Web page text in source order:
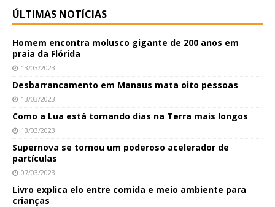
ÚLTIMAS NOTÍCIAS
Homem encontra molusco gigante de 200 anos em
praia da Flórida
13/03/2023
Desbarrancamento em Manaus mata oito pessoas
13/03/2023
Como a Lua está tornando dias na Terra mais longos
13/03/2023
Supernova se tornou um poderoso acelerador de
partículas
07/03/2023
Livro explica elo entre comida e meio ambiente para
crianças